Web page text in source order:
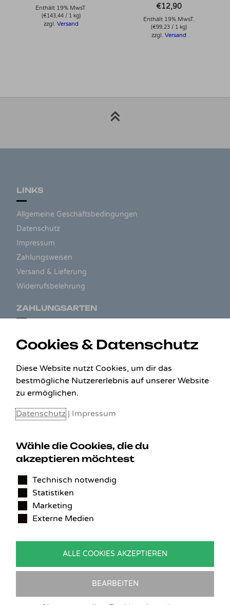
Enthält 19% MwsT.
(€143,44 / 1 kg)
zzgl.Versand
Bewertet mit
5.00
von 5
€12,90
Enthält 19% MwsT.
(€99,23/ 1 kg)
zzgl. Versand
LINKS
Allgemeine Geschäftsbedingungen
Datenschutz
Impressum
Zahlungsweisen
Versand & Lieferung
Widerrufsbelehrung
ZAHLUNGSARTEN
KONTAKT
Benedikt Stelzner
Autopflege Stelzner
Kohlgraben 2b
97799 Zeitlofs
Deutschland
service@detailingverliebt.de
Cookies & Datenschutz
Diese Website nutzt Cookies, um dir das
bestmögliche Nutzererlebnis auf unserer Website
zu ermöglichen.
Datenschutz | Impressum
Wähle die Cookies, die du
akzeptieren möchtest
Technisch notwendig
Statistiken
Marketing
Externe Medien
ALLE COOKIES AKZEPTIEREN
BEARBEITEN